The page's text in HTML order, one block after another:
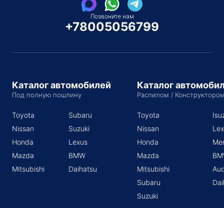
Позвоните нам
+78005056799
Каталог автомобилей
Под полную пошлину
Toyota
Nissan
Honda
Mazda
Mitsubishi
Subaru
Suzuki
Lexus
BMW
Daihatsu
Каталог
Распилом /
Toyota
Nissan
Honda
Mazda
Mitsubishi
Subaru
Suzuki